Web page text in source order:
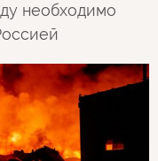
необходимо